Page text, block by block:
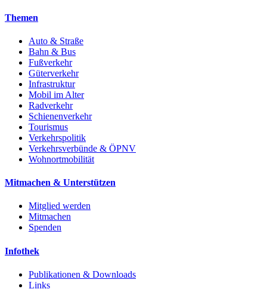
Themen
Auto & Straße
Bahn & Bus
Fußverkehr
Güterverkehr
Infrastruktur
Mobil im Alter
Radverkehr
Schienenverkehr
Tourismus
Verkehrspolitik
Verkehrsverbünde & ÖPNV
Wohnortmobilität
Mitmachen & Unterstützen
Mitglied werden
Mitmachen
Spenden
Infothek
Publikationen & Downloads
Links